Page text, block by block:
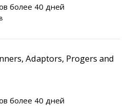
более 40 дней
Adaptors, Progers and
более 40 дней